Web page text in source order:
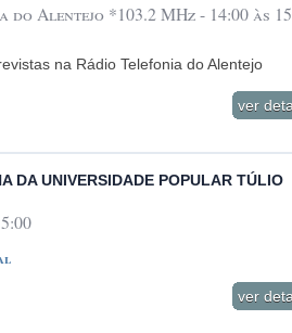
do Alentejo *103.2 MHz - 14:00 às
na Rádio Telefonia do Alentejo
ver
DA UNIVERSIDADE POPULAR TÚLIO
ver